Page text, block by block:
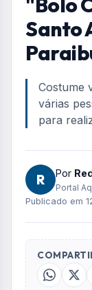
Home/Geral/
Conheça a
em Paraibuna
GERAL
"Bolo
Santo